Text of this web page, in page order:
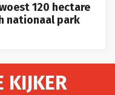
120 hectare
nationaal park
KIJKER